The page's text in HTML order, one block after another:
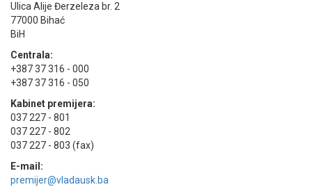
Ulica Alije Đerzeleza br. 2
77000 Bihać
BiH
Centrala:
+387 37 316 - 000
+387 37 316 - 050
Kabinet premijera:
037 227 - 801
037 227 - 802
037 227 - 803 (fax)
E-mail:
premijer@vladausk.ba